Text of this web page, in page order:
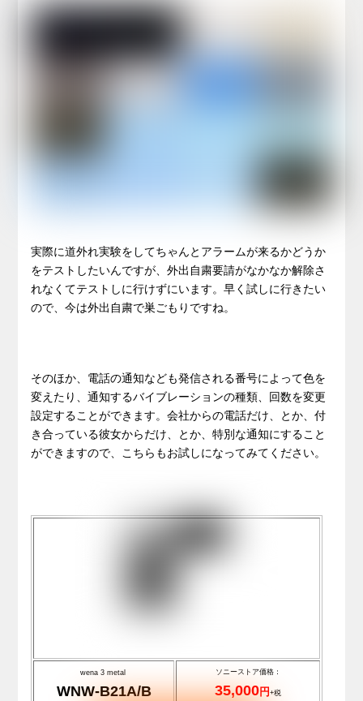
実際に道外れ実験をしてちゃんとアラームが来るかどうか
をテストしたいんですが、外出自粛要請がなかなか解除さ
れなくてテストしに行けずにいます。早く試しに行きたい
ので、今は外出自粛で巣ごもりですね。
そのほか、電話の通知なども発信される番号によって色を
変えたり、通知するバイブレーションの種類、回数を変更
設定することができます。会社からの電話だけ、とか、付
き合っている彼女からだけ、とか、特別な通知にすること
ができますので、こちらもお試しになってみてください。
wena 3 metal
WNW-B21A/B
ソニーストア価格：
35,000円+税